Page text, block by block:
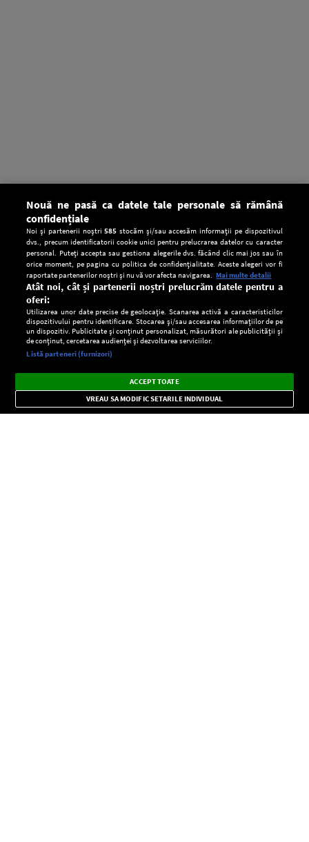
CONFIDENŢIALITATE
Setări:
Dark
Mode
Radio live, podcasturi, știri și alerte
importante.
×
Nouă ne pasă ca datele tale personale să rămână
confidențiale
Noi și partenerii noștri585 stocăm și/sau accesăm informații pe dispozitivul
dvs., precum identificatorii cookie unici pentru prelucrarea datelor cu caracter
personal. Puteți accepta sau gestiona alegerile dvs. făcând clic mai jos sau în
orice moment, pe pagina cu politica de confidențialitate. Aceste alegeri vor fi
raportate partenerilor noștri și nu vă vor afecta navigarea. Mai multe detalii
Atât noi, cât și partenerii noștri prelucrăm datele pentru a
oferi:
Utilizarea unor date precise de geolocație. Scanarea activă a caracteristicilor
dispozitivului pentru identificare. Stocarea și/sau accesarea informațiilor de pe
un dispozitiv. Publicitate și conținut personalizat, măsurători ale publicității și
de conținut, cercetarea audienței și dezvoltarea serviciilor.
Listă parteneri (furnizori)
ACCEPT TOATE
VREAU SA MODIFIC SETARILE INDIVIDUAL